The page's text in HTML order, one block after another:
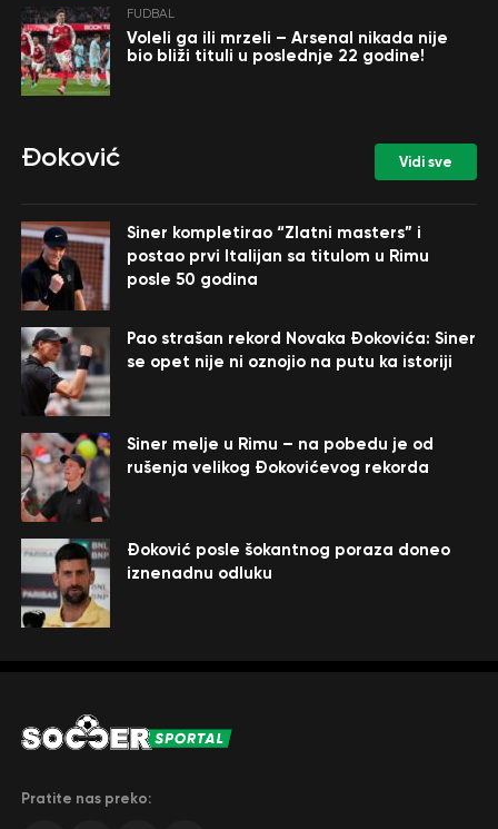
FUDBAL
Voleli ga ili mrzeli – Arsenal nikada nije
bio bliži tituli u poslednje 22 godine!
Đoković Vidi sve
Siner kompletirao “Zlatni masters” i
postao prvi Italijan sa titulom u Rimu
posle 50 godina
Pao strašan rekord Novaka Đokovića: Siner
se opet nije ni oznojio na putu ka istoriji
Siner melje u Rimu – na pobedu je od
rušenja velikog Đokovićevog rekorda
Đoković posle šokantnog poraza doneo
iznenadnu odluku
Pratite nas preko: